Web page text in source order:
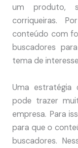
um produto,
corriqueiras.
conteúdo com
buscadores
tema de
Uma
pode trazer
empresa. Para
para que o
buscadores.